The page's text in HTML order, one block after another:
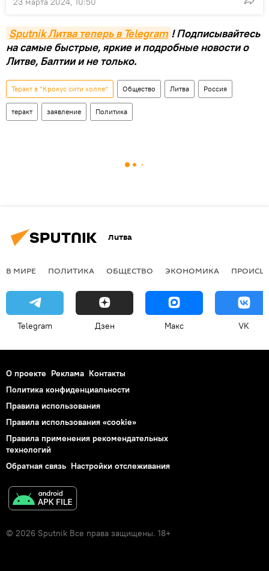
Sputnik Литва теперь в Telegram ! Подписывайтесь
на самые быстрые, яркие и подробные новости о
Литве, Балтии и не только.
Теракт в "Крокус сити холле" Общество Литва Россия
теракт заявление Политика
Литва
В МИРЕ ПОЛИТИКА ОБЩЕСТВО ЭКОНОМИКА
Telegram Дзен Макс VK
О проекте Реклама Контакты
Политика конфиденциальности
Правила использования
Правила использования «cookie»
Правила применения рекомендательных
технологий
Обратная связь Настройки отслеживания
© 2026 Sputnik Все права защищены. 18+